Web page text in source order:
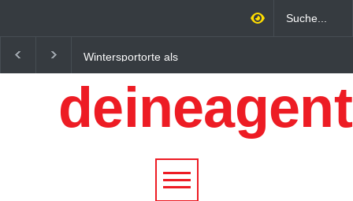
Wintersportorte als
Wirtschaftsfaktor: Wie
Alpenregionen von
Qualitätstourismus
profitieren
digitalen Zeitalter:
Unternehmen
wachsen lässt